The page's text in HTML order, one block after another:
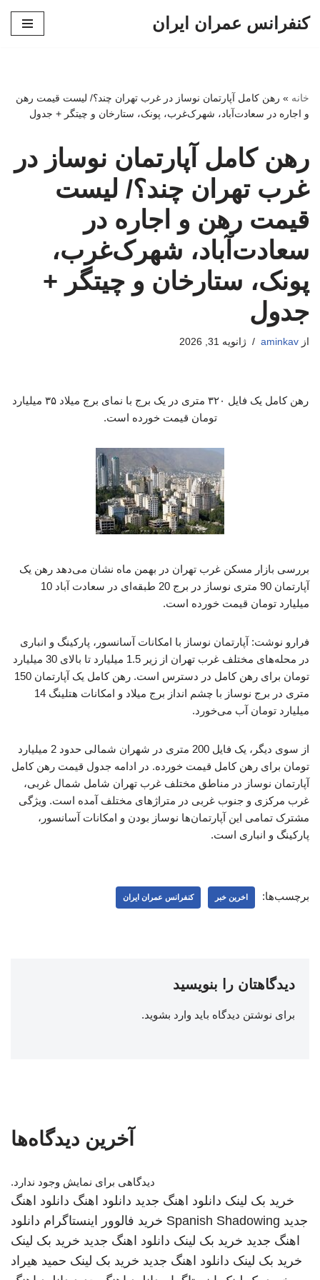
کنفرانس عمران ایران
خانه » رهن کامل آپارتمان نوساز در غرب تهران چند؟/ لیست قیمت رهن
و اجاره در سعادت‌آباد، شهرک‌غرب، پونک، ستارخان و چیتگر + جدول
رهن کامل آپارتمان نوساز در
غرب تهران چند؟/ لیست
قیمت رهن و اجاره در
سعادت‌آباد، شهرک‌غرب،
پونک، ستارخان و چیتگر +
جدول
از aminkav ژانویه 31, 2026
رهن کامل یک فایل ۳۲۰ متری در یک برج با نمای برج میلاد ۳۵ میلیارد
تومان قیمت خورده است.
بررسی بازار مسکن غرب تهران در بهمن ماه نشان می‌دهد رهن یک
آپارتمان 90 متری نوساز در برج 20 طبقه‌ای در سعادت آباد 10
میلیارد تومان قیمت خورده است.
فرارو نوشت: آپارتمان‌ نوساز با امکانات آسانسور، پارکینگ و انباری
در محله‌های مختلف غرب تهران از زیر 1.5 میلیارد تا بالای 30 میلیارد
تومان برای رهن کامل در دسترس است. رهن کامل یک آپارتمان 150
متری در برج نوساز با چشم انداز برج میلاد و امکانات هتلینگ 14
میلیارد تومان آب می‌خورد.
از سوی دیگر، یک فایل 200 متری در شهران شمالی حدود 2 میلیارد
تومان برای رهن کامل قیمت خورده. در ادامه جدول قیمت رهن کامل
آپارتمان نوساز در مناطق مختلف غرب تهران شامل شمال غربی،
غرب مرکزی و جنوب غربی در متراژهای مختلف آمده است. ویژگی
مشترک تمامی این آپارتمان‌ها نوساز بودن و امکانات آسانسور،
پارکینگ و انباری است.
برچسب‌ها: اخرین خبر کنفرانس عمران ایران
دیدگاهتان را بنویسید
برای نوشتن دیدگاه باید وارد بشوید.
آخرین دیدگاه‌ها
دیدگاهی برای نمایش وجود ندارد.
خرید بک لینک دانلود اهنگ جدید دانلود اهنگ دانلود اهنگ
جدید Spanish Shadowing خرید فالوور اینستاگرام دانلود
اهنگ جدید خرید بک لینک دانلود اهنگ جدید خرید بک لینک
خرید بک لینک دانلود اهنگ جدید خرید بک لینک حمید هیراد